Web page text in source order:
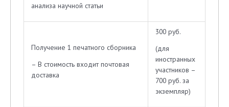
анализа научной статьи
Получение 1 печатного сборника
– В стоимость входит почтовая
доставка
300 руб.
(для
иностранных
участников –
700 руб. за
экземпляр)